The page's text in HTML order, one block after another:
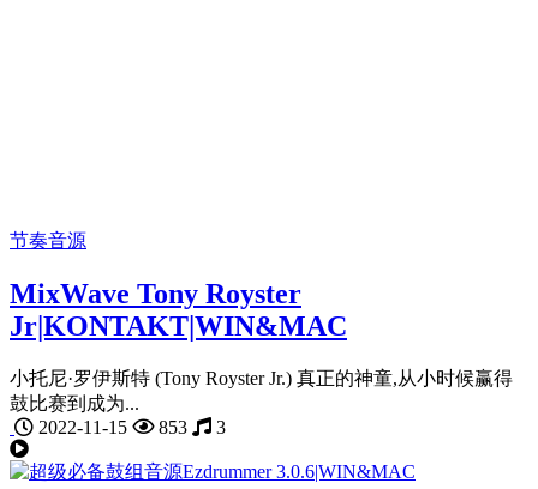
节奏音源
MixWave Tony Royster
Jr|KONTAKT|WIN&MAC
小托尼·罗伊斯特 (Tony Royster Jr.) 真正的神童,从小时候赢得
鼓比赛到成为...
2022-11-15
853 3